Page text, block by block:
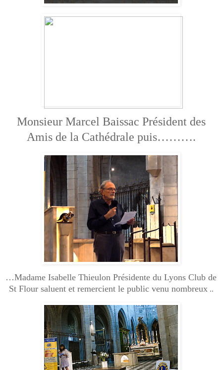
Monsieur Marcel Baissac Président des
Amis de la Cathédrale puis……….
…Madame Isabelle Thieulon Présidente du Lyons Club de
St Flour saluent et remercient le public venu nombreux..